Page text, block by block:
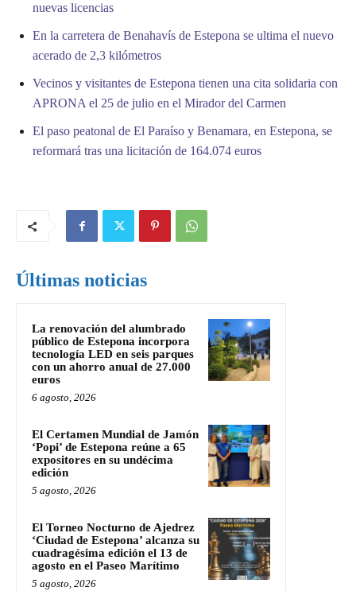
nuevas licencias
En la carretera de Benahavís de Estepona se ultima el nuevo
acerado de 2,3 kilómetros
Vecinos y visitantes de Estepona tienen una cita solidaria con
APRONA el 25 de julio en el Mirador del Carmen
El paso peatonal de El Paraíso y Benamara, en Estepona, se
reformará tras una licitación de 164.074 euros
Últimas noticias
La renovación del alumbrado
público de Estepona incorpora
tecnología LED en seis parques
con un ahorro anual de 27.000
euros
6 agosto, 2026
El Certamen Mundial de Jamón
‘Popi’ de Estepona reúne a 65
expositores en su undécima
edición
5 agosto, 2026
El Torneo Nocturno de Ajedrez
‘Ciudad de Estepona’ alcanza su
cuadragésima edición el 13 de
agosto en el Paseo Marítimo
5 agosto, 2026